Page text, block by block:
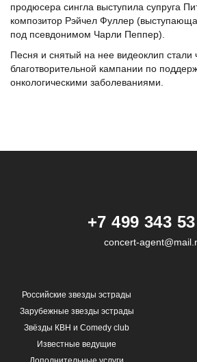
продюсера сингла выступила супруга
композитор Рэйчел Фуллер
под псевдонимом Чарли Пеппер).
Песня и снятый на нее видеоклип стали
благотворительной кампании по
онкологическими заболеваниями.
+7 499 343
concert-
Российские звезды эстрады
Зарубежные звезды эстрады
Звёзды КВН и Comedy club
Известные ведущие